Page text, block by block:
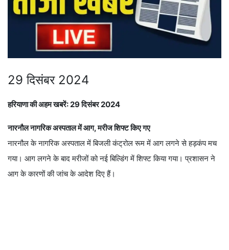
29 दिसंबर 2024
हरियाणा की अहम खबरें: 29 दिसंबर 2024
नारनौल नागरिक अस्पताल में आग, मरीज शिफ्ट किए गए
नारनौल के नागरिक अस्पताल में बिजली कंट्रोल रूम में आग लगने से हड़कंप मच
गया। आग लगने के बाद मरीजों को नई बिल्डिंग में शिफ्ट किया गया। प्रशासन ने
आग के कारणों की जांच के आदेश दिए हैं।